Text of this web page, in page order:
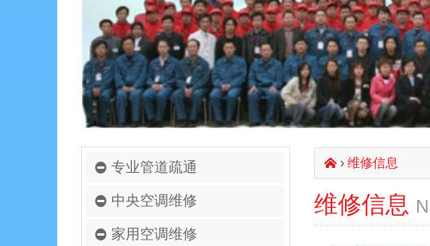
专业管道疏通
中央空调维修
家用空调维修
󰄫› 维修信息
维修信息